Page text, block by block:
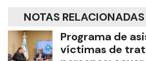
NOTAS RELACIONADAS
Programa de
víctimas de